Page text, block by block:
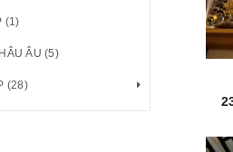
(1)
ÂU (5)
(28)